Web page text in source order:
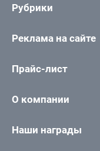
Рубрики
Реклама на сайте
Прайс-лист
О компании
Наши награды